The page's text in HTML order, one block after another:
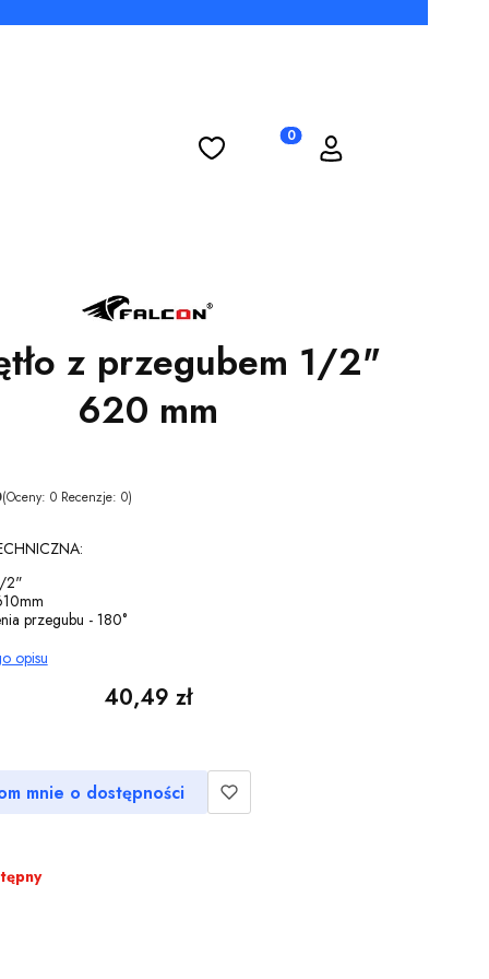
Ulubione Produkty w koszyku: 0.
Koszyk Zaloguj się
z przegubem 1/2"
620 mm
(Oceny: 0 Recenzje: 0)
2"
przegubu - 180°
opisu
Cena
40,49 zł
mnie o dostępności